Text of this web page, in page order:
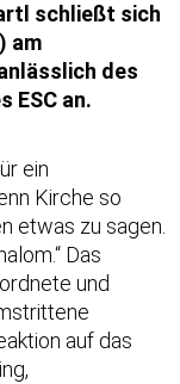
schließt sich
am
des
ESC an.
ein
Kirche so
etwas zu sagen.
Das
und
auf das